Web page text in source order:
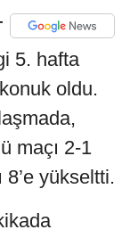
5. hafta
oldu.
maçı 2-1
8’e yükseltti.